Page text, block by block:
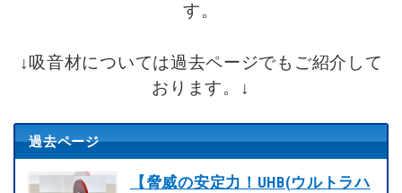
す。
↓吸音材については過去ページでもご紹介して
おります。↓
過去ページ
【脅威の安定力！UHB(ウルトラハ